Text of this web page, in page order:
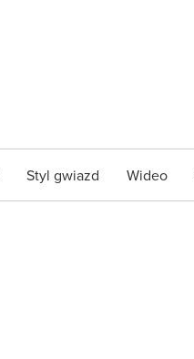
Styl gwiazd Wideo